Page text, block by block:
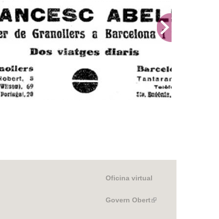
Oficina virtual
Govern Obert(link